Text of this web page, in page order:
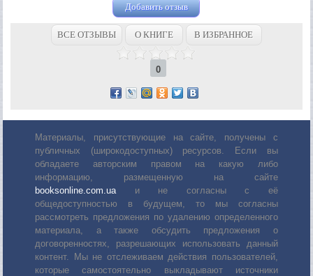
Добавить отзыв
ВСЕ ОТЗЫВЫ О КНИГЕ В ИЗБРАННОЕ
0
Материалы, присутствующие на сайте, получены с
публичных (широкодоступных) ресурсов. Если вы
обладаете авторским правом на какую либо
информацию, размещенную на сайте
booksonline.com.ua и не согласны с её
общедоступностью в будущем, то мы согласны
рассмотреть предложения по удалению определенного
материала, а также обсудить предложения о
договоренностях, разрешающих использовать данный
контент. Мы не отслеживаем действия пользователей,
которые самостоятельно выкладывают источники